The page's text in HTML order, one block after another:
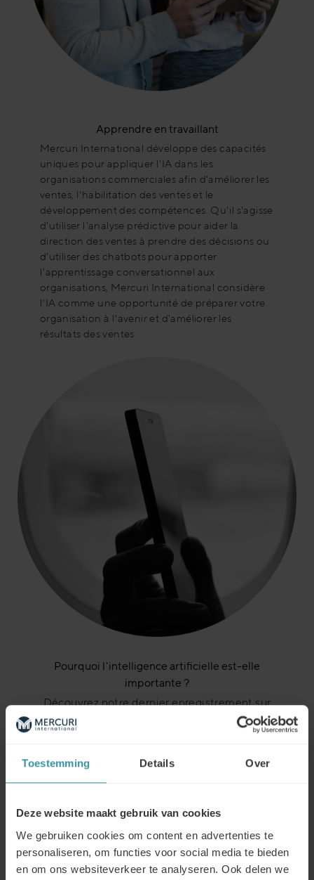
Toestemming Details Over
Deze website maakt gebruik van cookies
We gebruiken cookies om content en advertenties te
personaliseren, om functies voor social media te bieden
en om ons websiteverkeer te analyseren. Ook delen we
Apprendre en travaillant
Mercuri International développe des capacités
uniques pour appliquer l'IA dans les
organisations commerciales afin d'améliorer les
ventes, l'habilitation des ventes et le
développement des compétences. Qu'il s'agisse
d'utiliser l'analyse prédictive pour aider la
direction des ventes à prendre des décisions ou
d'utiliser des chatbots pour apporter
l'apprentissage conversationnel aux
organisations, Mercuri International considère
l'IA comme une opportunité de préparer votre
organisation à l'avenir et d'améliorer les
résultats des ventes.
Pourquoi l'intelligence artificielle est-elle
importante ?
Découvrez notre dernier enregistrement sur
ce qu'est réellement l'IA et comment vous
pouvez utiliser l'apprentissage par l'IA pour
vous pouvez, de manière pratique, travailler
avec l'IA au sein de votre équipe de vente.